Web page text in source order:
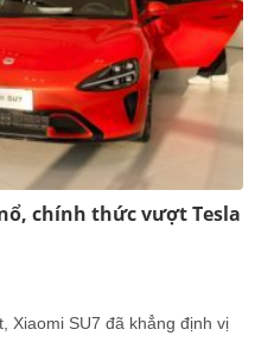
chính thức vượt Tesla
Xiaomi SU7 đã khẳng định vị